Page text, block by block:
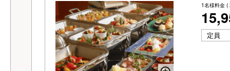
1名様料金 (
定員